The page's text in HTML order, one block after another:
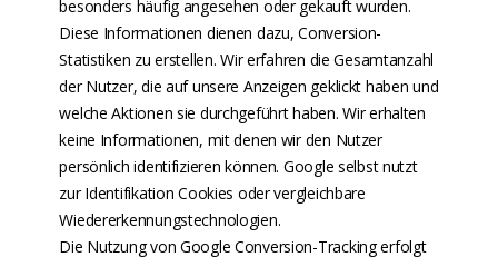
besonders häufig angesehen oder gekauft wurden.
Diese Informationen dienen dazu, Conversion-
Statistiken zu erstellen. Wir erfahren die Gesamtanzahl
der Nutzer, die auf unsere Anzeigen geklickt haben und
welche Aktionen sie durchgeführt haben. Wir erhalten
keine Informationen, mit denen wir den Nutzer
persönlich identifizieren können. Google selbst nutzt
zur Identifikation Cookies oder vergleichbare
Wiedererkennungstechnologien.
Die Nutzung von Google Conversion-Tracking erfolgt